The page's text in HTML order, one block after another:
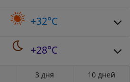
+32°C
+28°C
3 дня 10 дней